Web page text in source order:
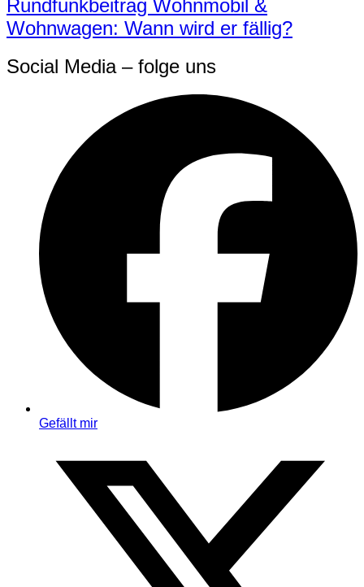
Rundfunkbeitrag Wohnmobil &
Wohnwagen: Wann wird er fällig?
Social Media – folge uns
Gefällt mir